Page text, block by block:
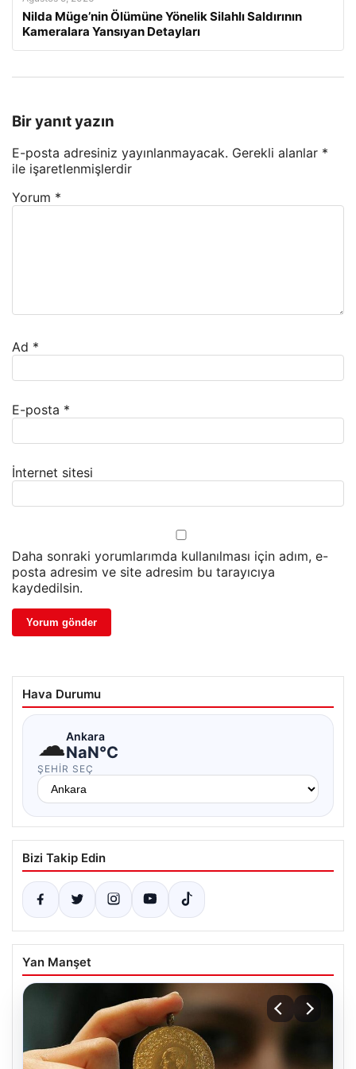
Nilda Müge’nin Ölümüne Yönelik Silahlı Saldırının
Kameralara Yansıyan Detayları
Bir yanıt yazın
E-posta adresiniz yayınlanmayacak. Gerekli alanlar *
ile işaretlenmişlerdir
Yorum *
Ad *
E-posta *
İnternet sitesi
Daha sonraki yorumlarımda kullanılması için adım, e-
posta adresim ve site adresim bu tarayıcıya
kaydedilsin.
Hava Durumu
☁Ankara
NaN°C
ŞEHIR SEÇ
Bizi Takip Edin
Yan Manşet